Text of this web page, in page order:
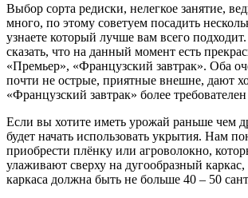
Выбор сорта редиски, нелегкое занятие,
много, по этому советуем посадить
узнаете который лучше вам всего
сказать, что на данный момент есть
«Премьер», «Французский завтрак». Оба
почти не острые, приятные внешне, дают
«Французский завтрак» более
Если вы хотите иметь урожай раньше чем
будет начать использовать укрытия. Нам
приобрести плёнку или агроволокно,
улаживают сверху на дугообразный каркас,
каркаса должна быть не больше 40 – 50